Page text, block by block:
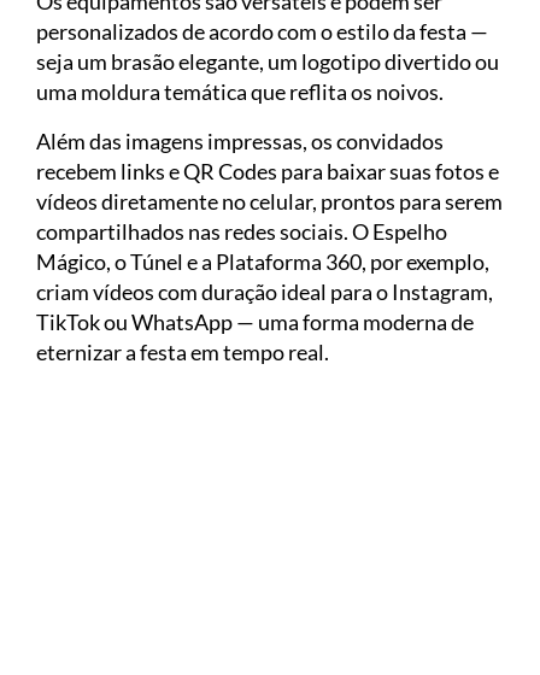
personalizados de acordo com o estilo da festa —
seja um brasão elegante, um logotipo divertido ou
uma moldura temática que reflita os noivos.
Além das imagens impressas, os convidados
recebem links e QR Codes para baixar suas fotos e
vídeos diretamente no celular, prontos para serem
compartilhados nas redes sociais. O Espelho
Mágico, o Túnel e a Plataforma 360, por exemplo,
criam vídeos com duração ideal para o Instagram,
TikTok ou WhatsApp — uma forma moderna de
eternizar a festa em tempo real.